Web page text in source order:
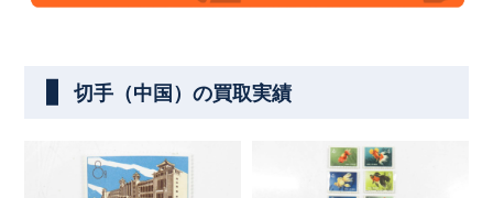
切手（中国）の買取実績